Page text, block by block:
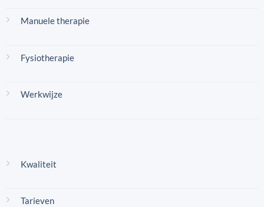
Manuele therapie
Fysiotherapie
Werkwijze
Kwaliteit
Tarieven